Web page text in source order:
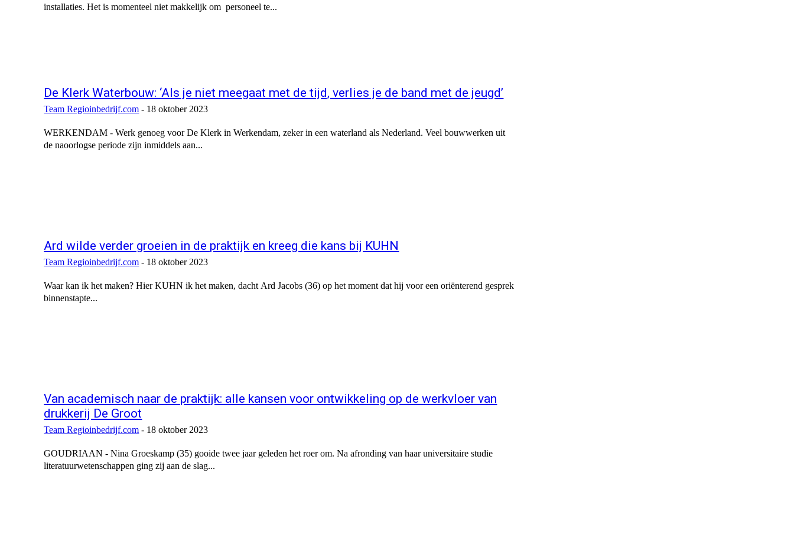
installaties. Het is momenteel niet makkelijk om personeel te...
De Klerk Waterbouw: ‘Als je niet meegaat met de tijd, verlies je de band met de jeugd’
Team Regioinbedrijf.com - 18 oktober 2023
WERKENDAM - Werk genoeg voor De Klerk in Werkendam, zeker in een waterland als Nederland. Veel bouwwerken uit
de naoorlogse periode zijn inmiddels aan...
Ard wilde verder groeien in de praktijk en kreeg die kans bij KUHN
Team Regioinbedrijf.com - 18 oktober 2023
Waar kan ik het maken? Hier KUHN ik het maken, dacht Ard Jacobs (36) op het moment dat hij voor een oriënterend gesprek
binnenstapte...
Van academisch naar de praktijk: alle kansen voor ontwikkeling op de werkvloer van
drukkerij De Groot
Team Regioinbedrijf.com - 18 oktober 2023
GOUDRIAAN - Nina Groeskamp (35) gooide twee jaar geleden het roer om. Na afronding van haar universitaire studie
literatuurwetenschappen ging zij aan de slag...